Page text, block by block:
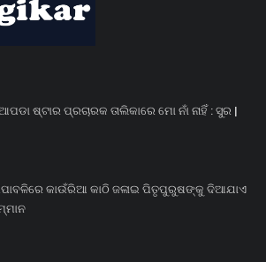
ଷ୍ଟାର ପ୍ରଚାରକ ତାଲିକାରେ ମୋ ନାଁ ନାହିଁ : ସୁର |
କାଉଁରିଆ କାଠି ଜଳାଇ ପିତୃପୁରୁଷଙ୍କୁ ଦିଆଯାଏ